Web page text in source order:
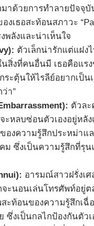
มาด้วยการทำลายปัจจุ
งเธอสะท้อนสภาวะ
พลังและน่าเห็นใจ
ตัวเล็กน่ารักแต่แฝง
นสิ่งที่คนอื่นมี เธอคือแร
ระตุ้นให้ไรลีย์อยากเป็
ว่า”
ตัวละ
หลบซ่อนตัวเองอยู่หลัง
องความรู้สึกประหม่าแ
ม ซึ่งเป็นความรู้สึกที่รุน
อารมณ์สาวฝรั่งเศ
ะนอนเล่นโทรศัพท์อยู่ต
สะท้อนของความรู้สึกเฉื่
ซึ่งเป็นกลไกป้องกันตัวเ